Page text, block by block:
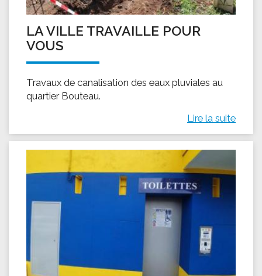
LA VILLE TRAVAILLE POUR
VOUS
Travaux de canalisation des eaux pluviales au
quartier Bouteau.
Lire la suite